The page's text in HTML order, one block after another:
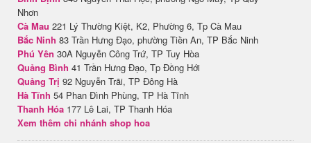
Nhơn
Cà Mau 221 Lý Thường Kiệt, K2, Phường 6, Tp Cà Mau
Bắc Ninh 83 Trần Hưng Đạo, phường Tiền An, TP Bắc Ninh
Phú Yên 30A Nguyễn Công Trứ, TP Tuy Hòa
Quảng Bình 41 Trần Hưng Đạo, Tp Đồng Hới
Quảng Trị 92 Nguyễn Trãi, TP Đông Hà
Hà Tĩnh 54 Phan Đình Phùng, TP Hà Tĩnh
Thanh Hóa 177 Lê Lai, TP Thanh Hóa
Xem thêm chi nhánh shop hoa